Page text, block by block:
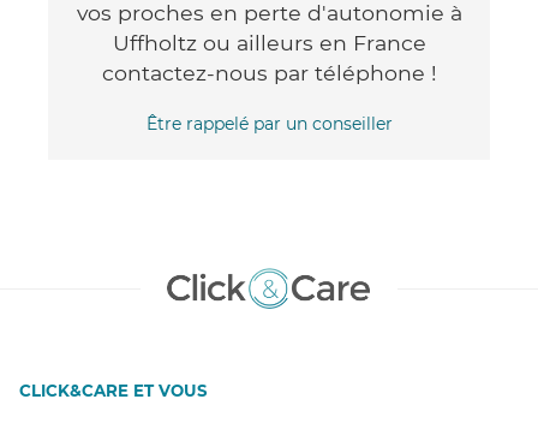
vos proches en perte d'autonomie à
Uffholtz ou ailleurs en France
contactez-nous par téléphone !
Être rappelé par un conseiller
CLICK&CARE ET VOUS